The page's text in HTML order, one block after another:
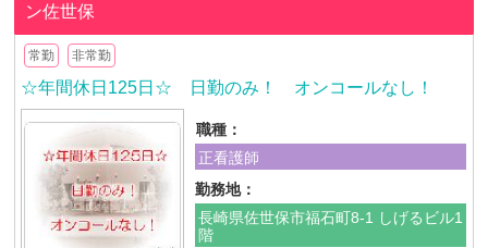
ン佐世保
常勤 非常勤
☆年間休日125日☆ 日勤のみ！ オンコールなし！
職種：
正看護師
勤務地：
長崎県佐世保市福石町8-1 しげるビル1
階